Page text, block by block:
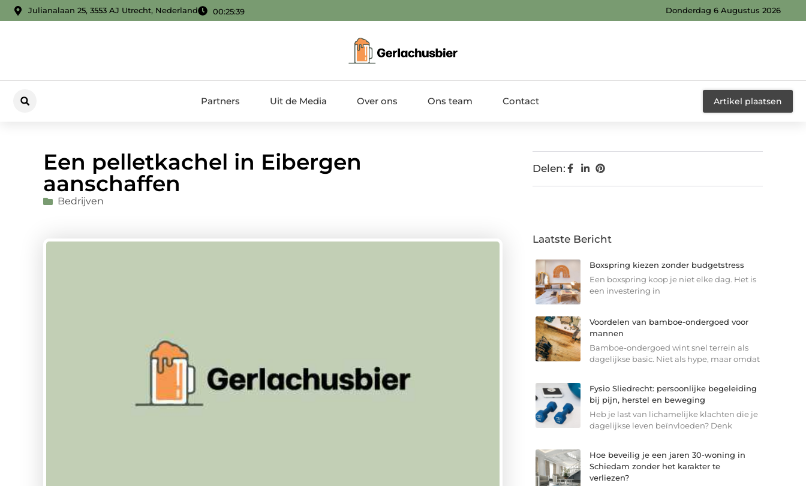
Julianalaan 25, 3553 AJ Utrecht, Nederland 00:25:40 Donderdag 6 Augustus 2026
Partners Uit de Media Over ons Ons team Contact Artikel plaatsen
Een pelletkachel in Eibergen
aanschaffen
Bedrijven
Delen:
Laatste Bericht
Boxspring kiezen zonder budgetstress
Een boxspring koop je niet elke dag. Het is
een investering in
Voordelen van bamboe-ondergoed voor
mannen
Bamboe-ondergoed wint snel terrein als
dagelijkse basic. Niet als hype, maar omdat
Fysio Sliedrecht: persoonlijke begeleiding
bij pijn, herstel en beweging
Heb je last van lichamelijke klachten die je
dagelijkse leven beïnvloeden? Denk
Hoe beveilig je een jaren 30-woning in
Schiedam zonder het karakter te
verliezen?